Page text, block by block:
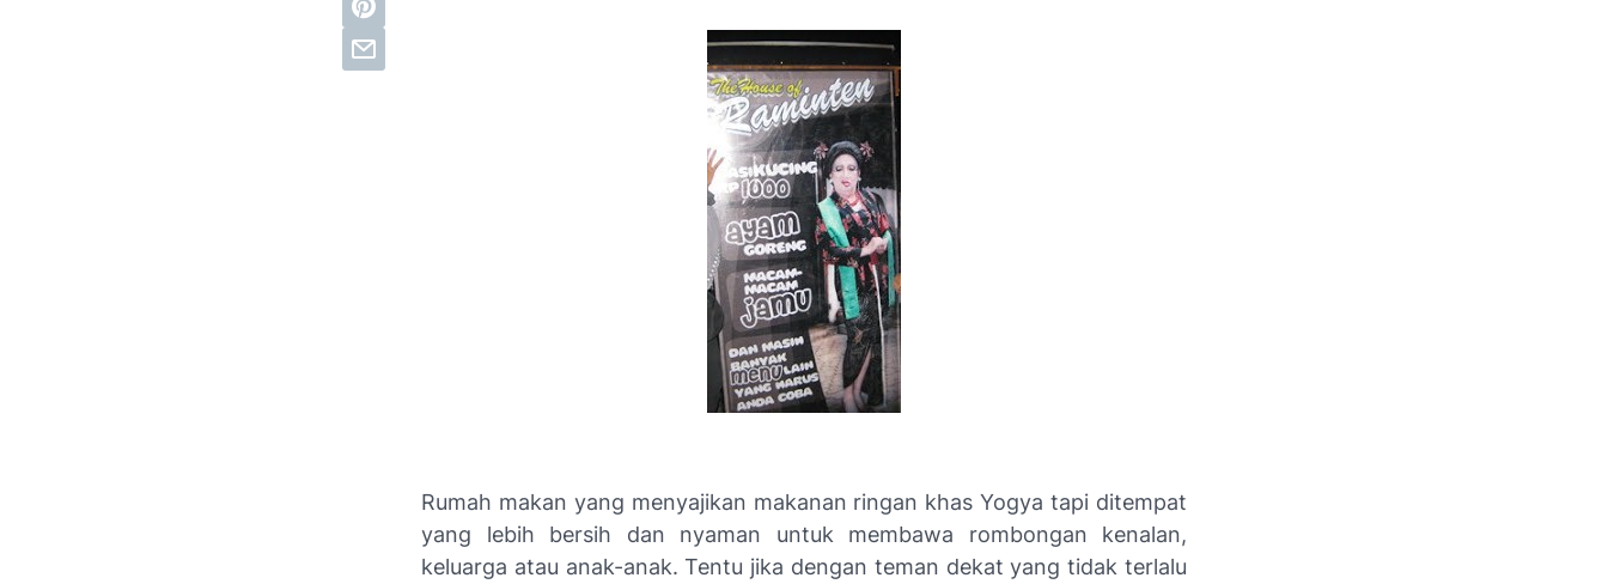
Rumah makan yang menyajikan makanan ringan khas Yogya tapi ditempat
yang lebih bersih dan nyaman untuk membawa rombongan kenalan,
keluarga atau anak-anak. Tentu jika dengan teman dekat yang tidak terlalu